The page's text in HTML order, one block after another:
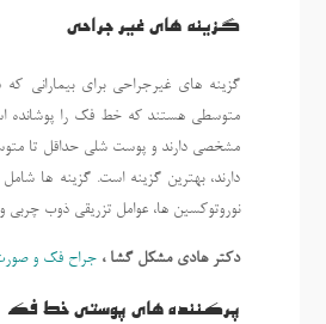
گزینه های غیر جراحی
گزینه های غیرجراحی برای بیمارانی
متوسطی هستند که خط فک را پوشانده
مشخصی دارند و پوست شلی حداقل تا
دارند، بهترین گزینه است. گزینه ها
نوروتوکسین ها، عوامل تزریقی ذوب
دکتر هادی مشکل گشا ، جراح فک و
پرکننده های پوستی خط فک